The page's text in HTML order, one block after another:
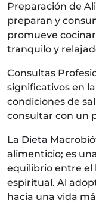
Preparación de
preparan y
promueve
tranquilo y
Consultas
significativos en
condiciones de
consultar con un
La Dieta
alimenticio; es
equilibrio entre el
espiritual. Al
hacia una vida